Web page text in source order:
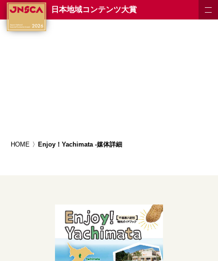
日本地域コンテンツ大賞
HOME Enjoy！Yachimata -媒体詳細